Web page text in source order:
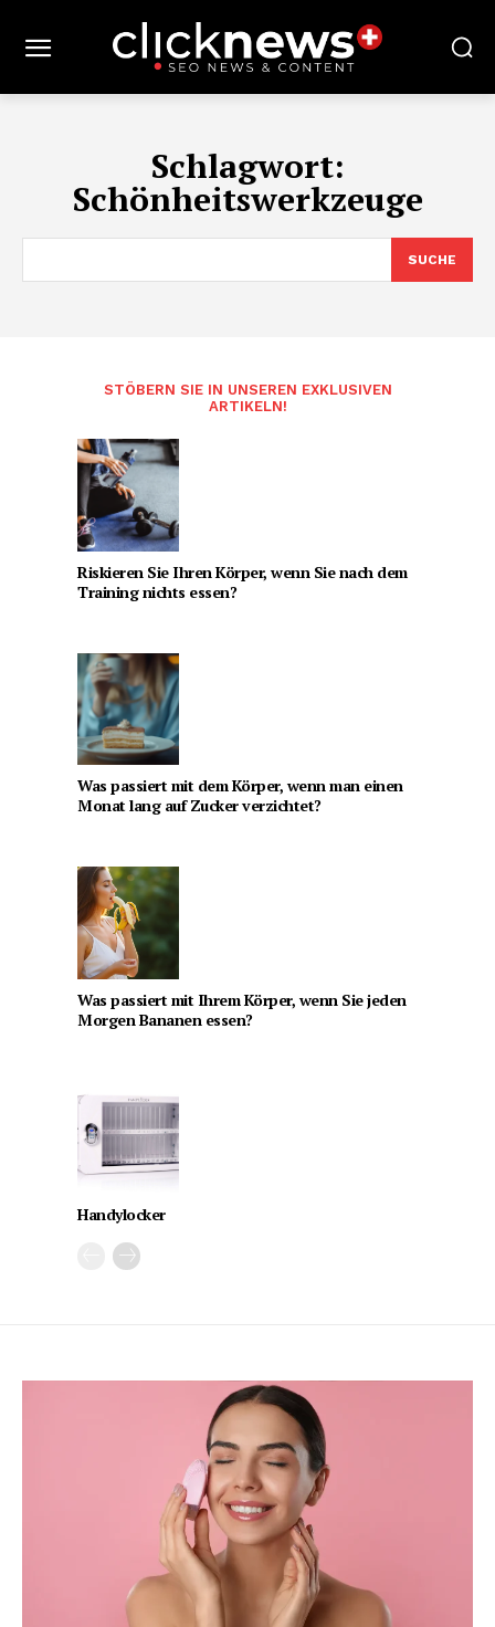
Schlagwort:
Schönheitswerkzeuge
SUCHE
STÖBERN SIE IN UNSEREN EXKLUSIVEN
ARTIKELN!
Riskieren Sie Ihren Körper, wenn Sie nach dem
Training nichts essen?
Was passiert mit dem Körper, wenn man einen
Monat lang auf Zucker verzichtet?
Was passiert mit Ihrem Körper, wenn Sie jeden
Morgen Bananen essen?
Handylocker